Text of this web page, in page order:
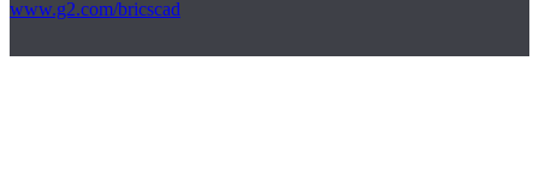
www.g2.com/bricscad